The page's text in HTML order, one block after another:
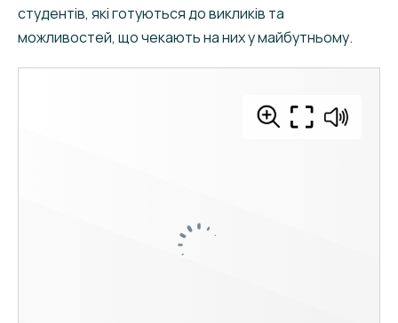
студентів, які готуються до викликів та
можливостей, що чекають на них у майбутньому.